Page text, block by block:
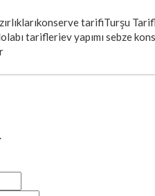
konserve tarifiTurşu
tarifleriev yapımı sebze